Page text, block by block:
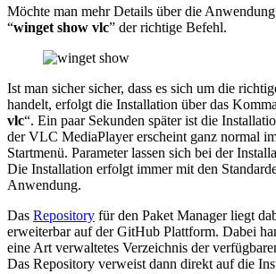
Möchte man mehr Details über die
“winget show vlc” der richtige Befehl.
Ist man sicher sicher, dass es sich um die
handelt, erfolgt die Installation über das
vlc“. Ein paar Sekunden später ist die
der VLC MediaPlayer erscheint ganz normal
Startmenü. Parameter lassen sich bei der
Die Installation erfolgt immer mit den
Anwendung.
Das Repository für den Paket Manager liegt
erweiterbar auf der GitHub Plattform. Dabei
eine Art verwaltetes Verzeichnis der
Das Repository verweist dann direkt auf die